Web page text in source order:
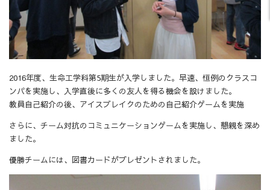
2016年度、生命工学科第5期生が入学しました。早速、恒例のクラスコ
ンパを実施し、入学直後に多くの友人を得る機会を設けました。
教員自己紹介の後、アイスブレイクのための自己紹介ゲームを実施
さらに、チーム対抗のコミュニケーションゲームを実施し、懇親を深め
ました。
優勝チームには、図書カードがプレゼントされました。